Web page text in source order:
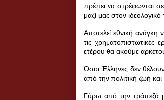
πρέπει να στρέφωνται
μαζί μας στον ιδεολογικό
Αποτελεί εθνική
τις χρηματοπιστωτικές
ετέρου θα ακούμε
Όσοι Έλληνες δεν
από την πολιτική ζωή
Γύρω από την τράπεζά